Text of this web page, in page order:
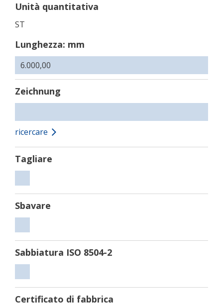
Unità quantitativa
ST
Lunghezza: mm
Zeichnung
ricercare
Tagliare
Sbavare
Sabbiatura ISO 8504-2
ISO
8504-
Certificato di fabbrica